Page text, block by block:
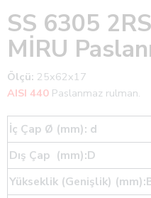
SS 6305
MİRU
Ölçü: 25x62x17
AISI 440 Paslanmaz rulman.
İç Çap Ø (mm): d
Dış Çap (mm):D
Yükseklik (Genişlik)